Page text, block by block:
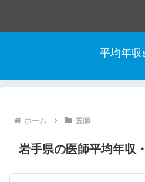
平均年収
ホーム 医師
岩手県の医師平均年収